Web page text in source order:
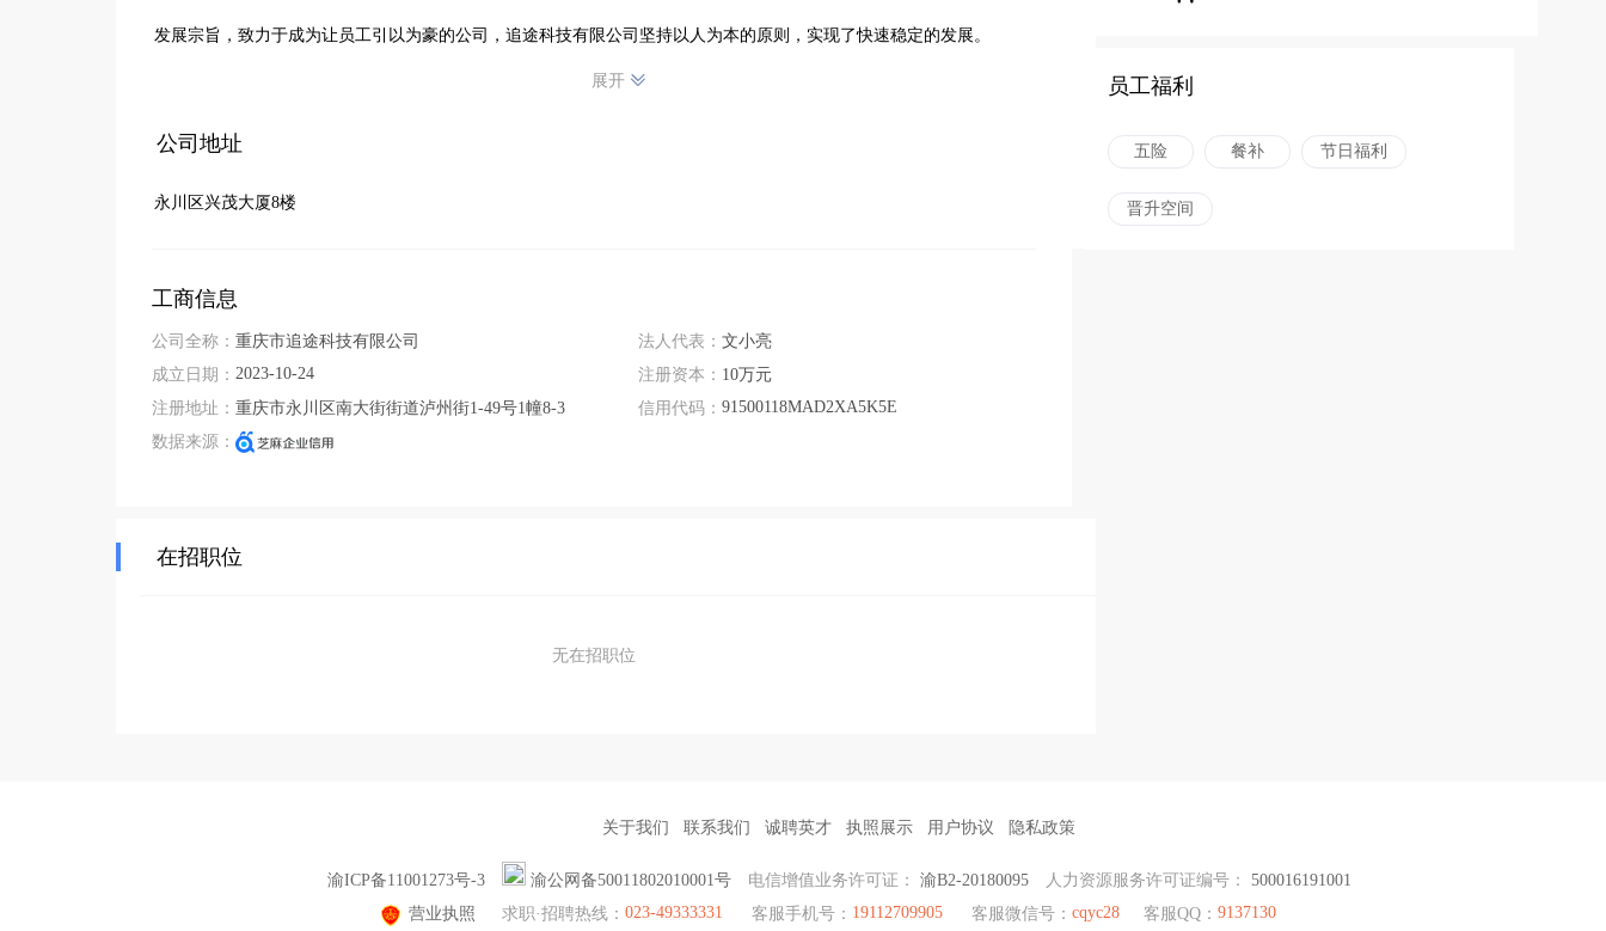
发展宗旨，致力于成为让员工引以为豪的公司，追途科技有限公司坚持以人为本的原则，实现了快速稳定的发展。
展开
公司地址
永川区兴茂大厦8楼
工商信息
公司全称： 重庆市追途科技有限公司
成立日期： 2023-10-24
注册地址： 重庆市永川区南大街街道泸州街1-49号1幢8-3
数据来源：
法人代表： 文小亮
注册资本： 10万元
信用代码： 91500118MAD2XA5K5E
在招职位
无在招职位
员工福利
五险 餐补 节日福利
晋升空间
关于我们 联系我们 诚聘英才 执照展示 用户协议 隐私政策
渝ICP备11001273号-3 渝公网备50011802010001号 电信增值业务许可证： 渝B2-20180095 人力资源服务许可证编号： 500016191001
营业执照
求职·招聘热线： 023-49333331 客服手机号： 19112709905 客服微信号： cqyc28 客服QQ： 9137130